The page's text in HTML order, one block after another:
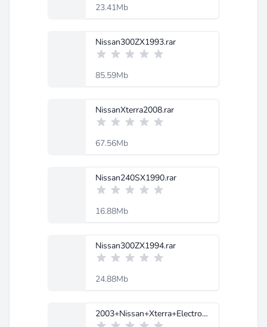
23.41Mb
Nissan300ZX1993.rar
85.59Mb
NissanXterra2008.rar
67.56Mb
Nissan240SX1990.rar
16.88Mb
Nissan300ZX1994.rar
24.88Mb
2003+Nissan+Xterra+Electronic+Service+Manual.pdf